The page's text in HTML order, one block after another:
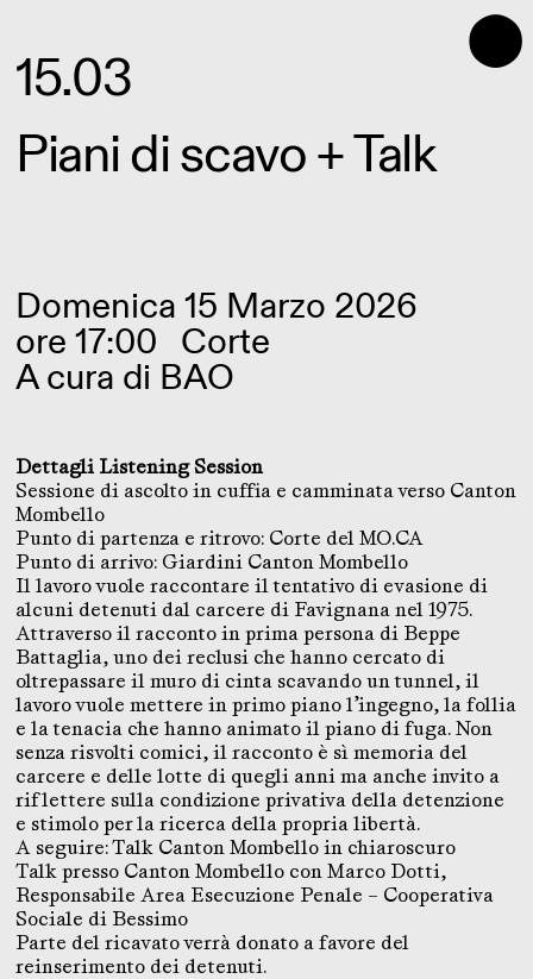
⬤
15.03
Piani di scavo + Talk
Domenica 15 Marzo 2026
ore 17:00 Corte
A cura di BAO
Dettagli Listening Session
Sessione di ascolto in cuffia e camminata verso Canton
Mombello
Punto di partenza e ritrovo: Corte del MO.CA
Punto di arrivo: Giardini Canton Mombello
Il lavoro vuole raccontare il tentativo di evasione di
alcuni detenuti dal carcere di Favignana nel 1975.
Attraverso il racconto in prima persona di Beppe
Battaglia, uno dei reclusi che hanno cercato di
oltrepassare il muro di cinta scavando un tunnel, il
lavoro vuole mettere in primo piano l’ingegno, la follia
e la tenacia che hanno animato il piano di fuga. Non
senza risvolti comici, il racconto è sì memoria del
carcere e delle lotte di quegli anni ma anche invito a
riflettere sulla condizione privativa della detenzione
e stimolo per la ricerca della propria libertà.
A seguire: Talk Canton Mombello in chiaroscuro
Talk presso Canton Mombello con Marco Dotti,
Responsabile Area Esecuzione Penale – Cooperativa
Sociale di Bessimo
Parte del ricavato verrà donato a favore del
reinserimento dei detenuti.